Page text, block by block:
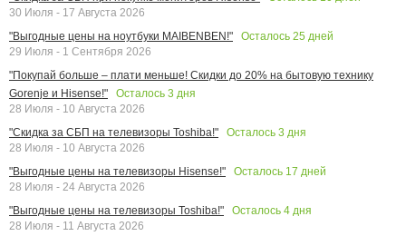
30 Июля - 17 Августа 2026
"Выгодные цены на ноутбуки MAIBENBEN!"
Осталось 25 дней
29 Июля - 1 Сентября 2026
"Покупай больше – плати меньше! Скидки до 20% на бытовую технику
Gorenje и Hisense!"
Осталось 3 дня
28 Июля - 10 Августа 2026
"Скидка за СБП на телевизоры Toshiba!"
Осталось 3 дня
28 Июля - 10 Августа 2026
"Выгодные цены на телевизоры Hisense!"
Осталось 17 дней
28 Июля - 24 Августа 2026
"Выгодные цены на телевизоры Toshiba!"
Осталось 4 дня
28 Июля - 11 Августа 2026